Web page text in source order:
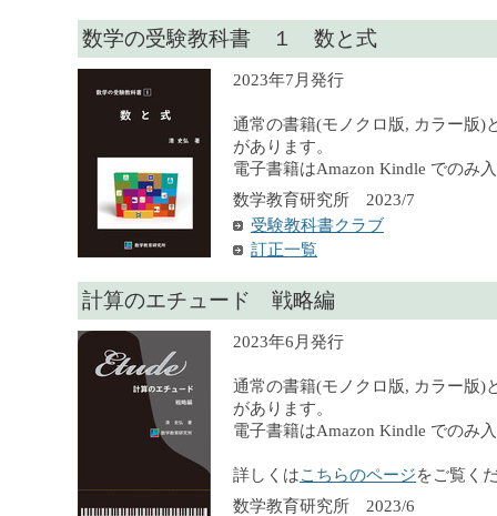
数学の受験教科書 １ 数と式
2023年7月発行
通常の書籍(モノクロ版, カラー版)
があります。
電子書籍はAmazon Kindle でのみ
数学教育研究所 2023/7
受験教科書クラブ
訂正一覧
計算のエチュード 戦略編
2023年6月発行
通常の書籍(モノクロ版, カラー版)
があります。
電子書籍はAmazon Kindle でのみ
詳しくはこちらのページをご覧く
数学教育研究所 2023/6